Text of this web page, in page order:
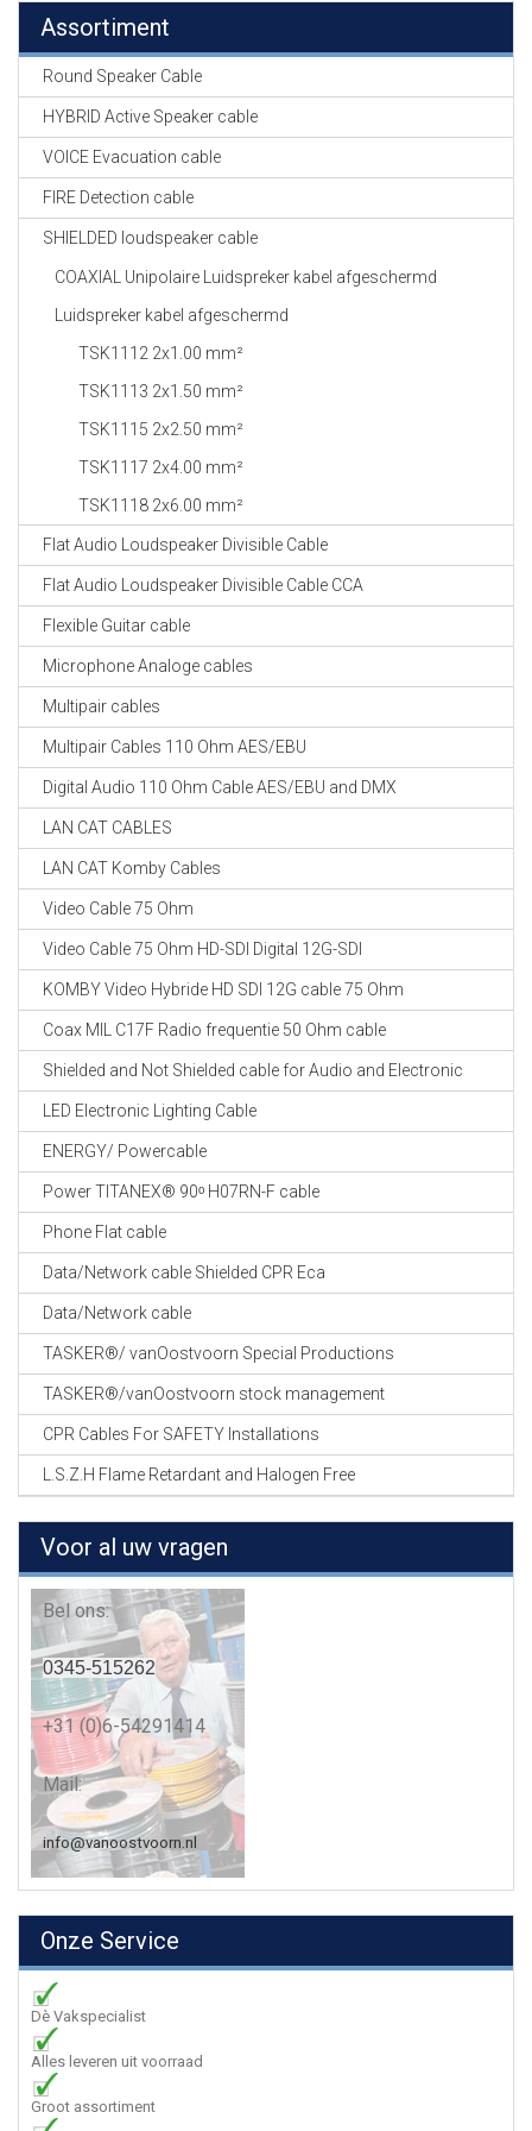
Assortiment
Round Speaker Cable
HYBRID Active Speaker cable
VOICE Evacuation cable
FIRE Detection cable
SHIELDED loudspeaker cable
COAXIAL Unipolaire Luidspreker kabel afgeschermd
Luidspreker kabel afgeschermd
TSK1112 2x1.00 mm²
TSK1113 2x1.50 mm²
TSK1115 2x2.50 mm²
TSK1117 2x4.00 mm²
TSK1118 2x6.00 mm²
Flat Audio Loudspeaker Divisible Cable
Flat Audio Loudspeaker Divisible Cable CCA
Flexible Guitar cable
Microphone Analoge cables
Multipair cables
Multipair Cables 110 Ohm AES/EBU
Digital Audio 110 Ohm Cable AES/EBU and DMX
LAN CAT CABLES
LAN CAT Komby Cables
Video Cable 75 Ohm
Video Cable 75 Ohm HD-SDI Digital 12G-SDI
KOMBY Video Hybride HD SDI 12G cable 75 Ohm
Coax MIL C17F Radio frequentie 50 Ohm cable
Shielded and Not Shielded cable for Audio and Electronic
LED Electronic Lighting Cable
ENERGY/ Powercable
Power TITANEX® 90ᵒ H07RN-F cable
Phone Flat cable
Data/Network cable Shielded CPR Eca
Data/Network cable
TASKER®/ vanOostvoorn Special Productions
TASKER®/vanOostvoorn stock management
CPR Cables For SAFETY Installations
L.S.Z.H Flame Retardant and Halogen Free
Voor al uw vragen
Bel ons:
0345-515262
+31 (0)6-54291414
Mail:
info@vanoostvoorn.nl
Onze Service
Dè Vakspecialist
Alles leveren uit voorraad
Groot assortiment